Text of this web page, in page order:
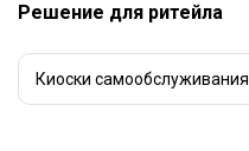
Решение для ритейла
Киоски самообслуживания